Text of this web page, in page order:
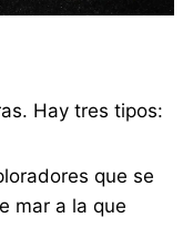
Hay tres tipos:
que se
mar a la que